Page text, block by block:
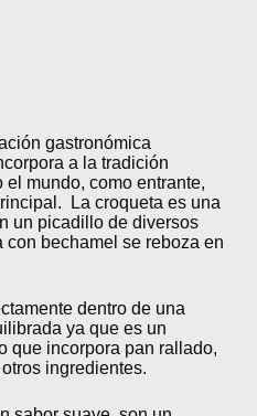
gastronómica
a la tradición
mundo, como entrante,
La croqueta es una
un picadillo de diversos
bechamel se reboza en
dentro de una
ya que es un
que incorpora pan rallado,
ingredientes.